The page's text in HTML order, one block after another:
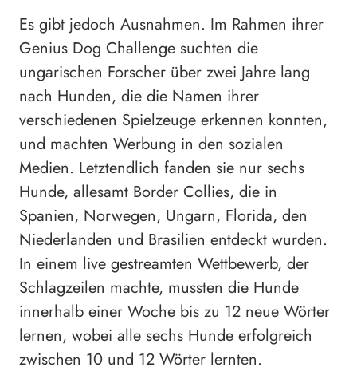
Es gibt jedoch Ausnahmen. Im Rahmen ihrer
Genius Dog Challenge suchten die
ungarischen Forscher über zwei Jahre lang
nach Hunden, die die Namen ihrer
verschiedenen Spielzeuge erkennen konnten,
und machten Werbung in den sozialen
Medien. Letztendlich fanden sie nur sechs
Hunde, allesamt Border Collies, die in
Spanien, Norwegen, Ungarn, Florida, den
Niederlanden und Brasilien entdeckt wurden.
In einem live gestreamten Wettbewerb, der
Schlagzeilen machte, mussten die Hunde
innerhalb einer Woche bis zu 12 neue Wörter
lernen, wobei alle sechs Hunde erfolgreich
zwischen 10 und 12 Wörter lernten.